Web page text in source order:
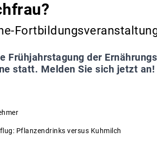
Frühjahrstagung der
statt. Melden Sie sich jetzt an!
Pflanzendrinks versus Kuhmilch